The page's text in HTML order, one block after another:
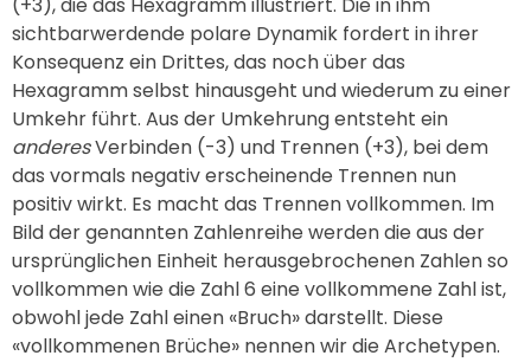
(+3), die das Hexagramm illustriert. Die in ihm
sichtbarwerdende polare Dynamik fordert in ihrer
Konsequenz ein Drittes, das noch über das
Hexagramm selbst hinausgeht und wiederum zu einer
Umkehr führt. Aus der Umkehrung entsteht ein
anderesVerbinden (-3) und Trennen (+3), bei dem
das vormals negativ erscheinende Trennen nun
positiv wirkt. Es macht das Trennen vollkommen. Im
Bild der genannten Zahlenreihe werden die aus der
ursprünglichen Einheit herausgebrochenen Zahlen so
vollkommen wie die Zahl 6 eine vollkommene Zahl ist,
obwohl jede Zahl einen «Bruch» darstellt. Diese
«vollkommenen Brüche» nennen wir die Archetypen.